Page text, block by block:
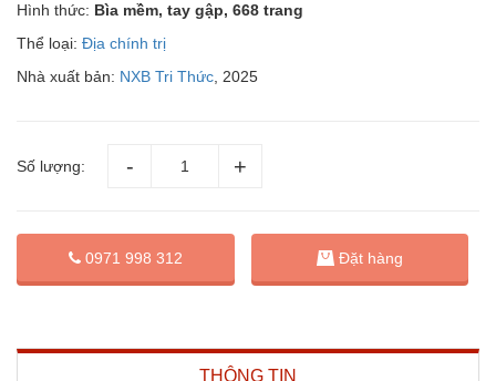
Hình thức: Bìa mềm, tay gập, 668 trang
Thể loại: Địa chính trị
Nhà xuất bản: NXB Tri Thức , 2025
Số lượng:
0971 998 312 Đặt hàng
THÔNG TIN